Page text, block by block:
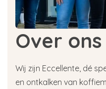
Over ons
Wij zijn Eccellente, dé
en ontkalken van